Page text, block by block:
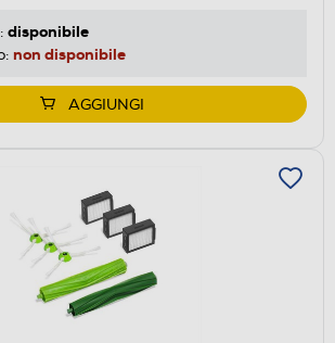
disponibile
non disponibile
AGGIUNGI